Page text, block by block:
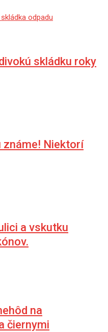
skládku roky
známe! Niektorí
a vskutku
na
čiernymi